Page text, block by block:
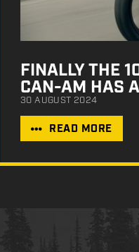
FINALLY THE
CAN-AM HAS
30 AUGUST 2024
READ MORE